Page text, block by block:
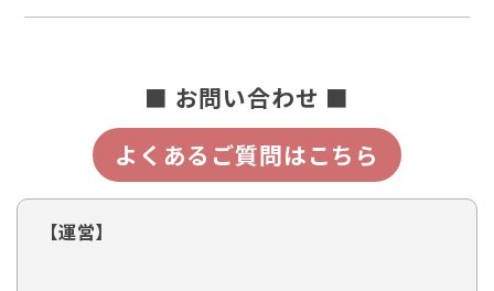
■ お問い合わせ ■
よくあるご質問はこちら
【運営】